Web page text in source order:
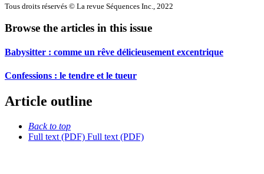
Tous droits réservés © La revue Séquences Inc., 2022
Browse the articles in this issue
Babysitter : comme un rêve délicieusement excentrique
Confessions : le tendre et le tueur
Article outline
Back to top
Full text (PDF) Full text (PDF)